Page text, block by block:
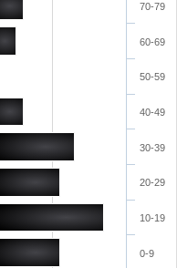
0-9
10-19
20-29
30-39
40-49
50-59
60-69
70-79